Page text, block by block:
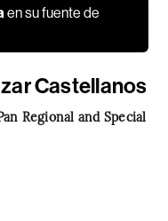
en su fuente de
Castellanos
Regional and Special